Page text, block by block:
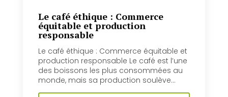
Le café éthique : Commerce
équitable et production
responsable
Le café éthique : Commerce équitable et
production responsable Le café est l’une
des boissons les plus consommées au
monde, mais sa production soulève...